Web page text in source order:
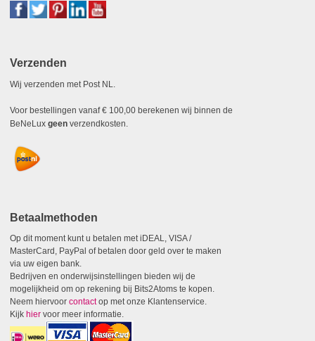
Verzenden
Wij verzenden met Post NL.
Voor bestellingen vanaf € 100,00 berekenen wij binnen de
BeNeLux geenverzendkosten.
Betaalmethoden
Op dit moment kunt u betalen met iDEAL, VISA /
MasterCard, PayPal of betalen door geld over te maken
via uw eigen bank.
Bedrijven en onderwijsinstellingen bieden wij de
mogelijkheid om op rekening bij Bits2Atoms te kopen.
Neem hiervoor contactop met onze Klantenservice.
Kijk hiervoor meer informatie.